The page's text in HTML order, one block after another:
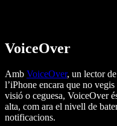
VoiceOver
Amb VoiceOver, un lector
l’iPhone encara que no
visió o ceguesa, VoiceOver
alta, com ara el nivell de
notificacions.